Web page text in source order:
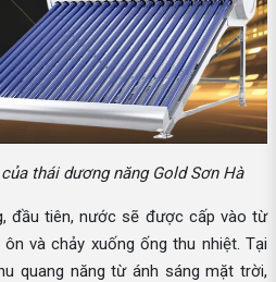
thái dương năng Gold Sơn Hà
đầu tiên, nước sẽ được cấp vào từ
và chảy xuống ống thu nhiệt. Tại
quang năng từ ánh sáng mặt trời,